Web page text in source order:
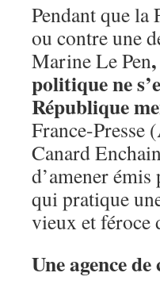
Pendant que
ou contre une
Marine Le Pen
politique ne
République
France-Presse
Canard
d’amener
qui pratique
vieux et féroce
Une agence